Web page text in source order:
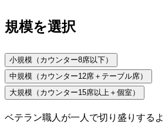
規模を選択
小規模（カウンター8席以下）
中規模（カウンター12席＋テーブル席）
大規模（カウンター15席以上＋個室）
ベテラン職人が一人で切り盛りする